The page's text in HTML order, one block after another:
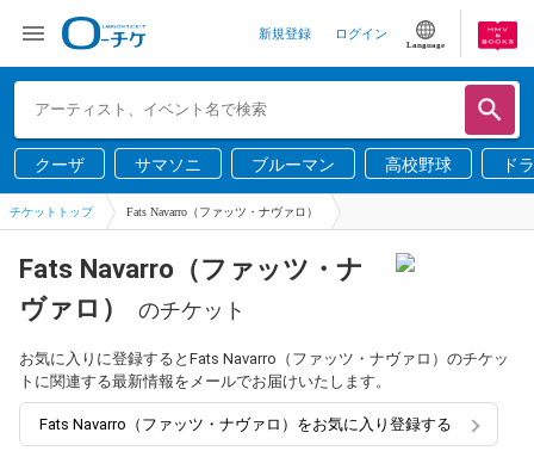
新規登録 ログイン
Language
クーザ サマソニ ブルーマン 高校野球 ド
チケットトップ Fats Navarro（ファッツ・ナヴァロ）
Fats Navarro（ファッツ・ナ
ヴァロ）
のチケット
お気に入りに登録するとFats Navarro（ファッツ・ナヴァロ）のチケッ
トに関連する最新情報をメールでお届けいたします。
Fats Navarro（ファッツ・ナヴァロ）をお気に入り登録する